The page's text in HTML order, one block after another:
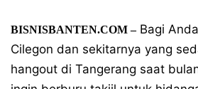
BISNISBANTEN.COM –Bagi
Cilegon dan sekitarnya yang
hangout di Tangerang saat